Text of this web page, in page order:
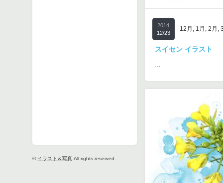
© イラスト＆写真 All rights reserved.
2014
12/23
12月 , 1月 , 2月 ,
スイセン イラスト
…